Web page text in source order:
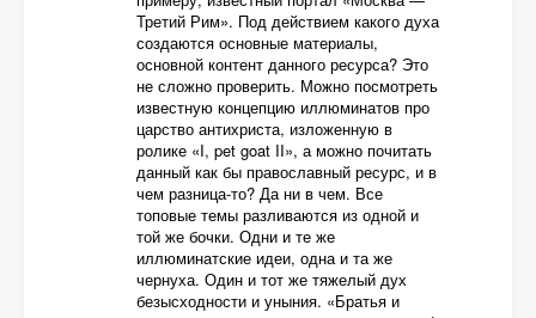
Третий Рим». Под действием какого духа
создаются основные материалы,
основной контент данного ресурса? Это
не сложно проверить. Можно посмотреть
известную концепцию иллюминатов про
царство антихриста, изложенную в
ролике «I, pet goat II», а можно почитать
данный как бы православный ресурс, и в
чем разница-то? Да ни в чем. Все
топовые темы разливаются из одной и
той же бочки. Одни и те же
иллюминатские идеи, одна и та же
чернуха. Один и тот же тяжелый дух
безысходности и уныния. «Братья и